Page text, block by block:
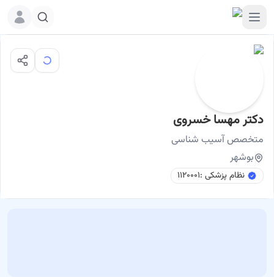
نوبت اینترنتیدکتر مهسا خسروی متخصص آسیب شناسی بوشهردکتر مهسا خسروی
متخصصآسیب شناسی
بوشهر
نظام پزشکی :۱۱۲۰۰۰۱